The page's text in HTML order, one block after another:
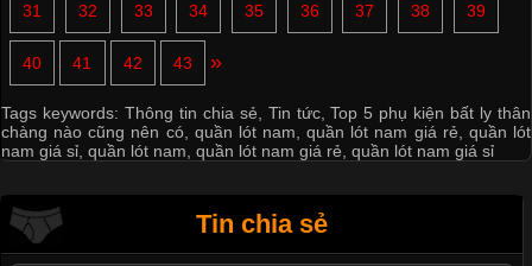
31 32 33 34 35 36 37 38 39
40 41 42 43 »
Tags keywords: Thông tin chia sẻ Tin tức,Top 5 phụ kiện bất ly thân
chàng nào cũng nên có, quần lót nam ,quần lót nam giá rẻ
quần lót
nam giá sỉ quần lót nam quần lót nam giá rẻ quần lót nam giá sỉ
Tin chia sẻ